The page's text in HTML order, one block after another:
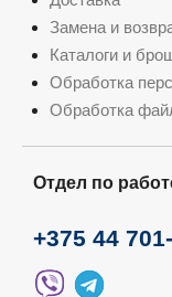
Замена и
Каталоги и
Обработка
Обработка
Отдел по
+375 44